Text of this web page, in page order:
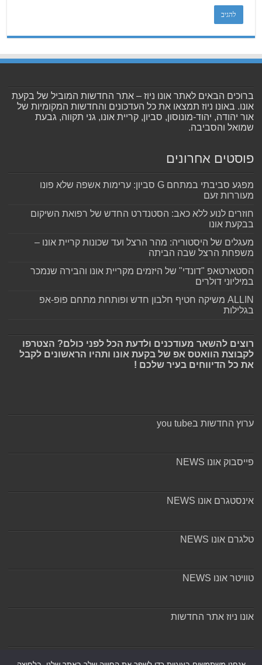
ברוכים הבאים לאתר אונו ניוז – אתר החדשות המוביל של בקעת
אונו. באונו ניוז תמצאו את כל העדכונים והחדשות המקומיות של
אור יהודה, יהוד-מונוסון, סביון, קריית אונו, גני תקווה, גבעת
שמואל והסביבה.
פוסטים אחרונים
מפגע סביבתי במתחם G סביון: ערימות אשפה שלא פונו
מעוררות זעם
חוזרים לנוע ללא כאב: הסטנדרט החדש של רפואת השיקום
בבקעת אונו
מעגלים של היסטוריה: מהר הרצל ועד שכונות קריית אונו –
משפחת הרצל שבה הביתה
הסטארטאפ "דונדי" של היזמים מקריית אונו והבירה שנמכר
במיליוני דולרים
ALLIN משיקה חטיף חלבון חדש ופותחת מתחם פופ-אפ
בגלילות
רוצים להשאר מעודכנים ולדעת הכל לפני כולם? הצטרפו
לקבוצת הוואטס אפ של בקעת אונו ותהיו הראשונים לקבל
את כל הדיווחים בעיר שלכם !
ערוץ החדשות בyou tube
פייסבוק אונו NEWS
אינסטגרם אונו NEWS
טלגרם אונו NEWS
טוויטר אונו NEWS
אונו ניוז אתר החדשות